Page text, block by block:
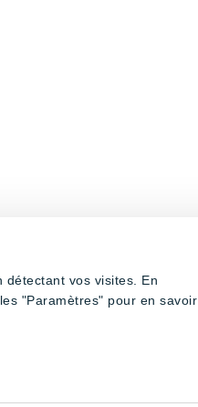
vos visites. En
"Paramètres" pour en savoir